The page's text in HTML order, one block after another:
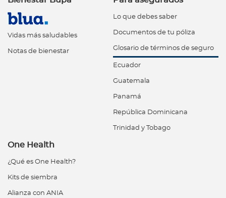
Vidas más saludables
Notas de bienestar
Lo que debes saber
Documentos de tu póliza
Glosario de términos de seguro
Ecuador
Guatemala
Panamá
República Dominicana
Trinidad y Tobago
One Health
¿Qué es One Health?
Kits de siembra
Alianza con ANIA